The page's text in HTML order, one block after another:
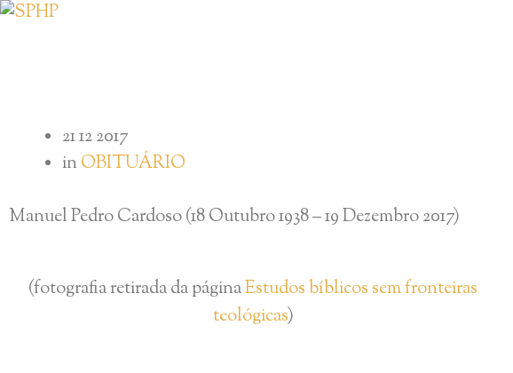
21 12 2017
inOBITUÁRIO
Manuel Pedro Cardoso (18 Outubro 1938 – 19 Dezembro 2017)
(fotografia retirada da páginaEstudos bíblicos sem fronteiras
teológicas)